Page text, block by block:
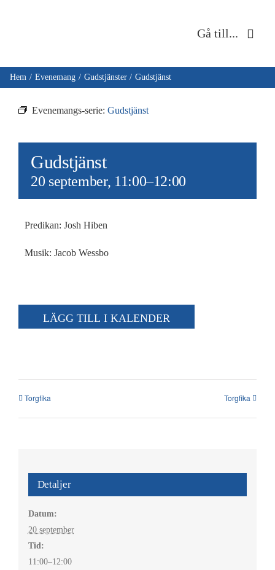
Gå till...
Hem
Om oss
Musik & kultur
Barn & unga
Kontakt
SÖK
Hem Evenemang Gudstjänster Gudstjänst
Evenemangs-serie: Gudstjänst
Gudstjänst
20 september, 11:00–12:00
Predikan: Josh Hiben
Musik: Jacob Wessbo
LÄGG TILL I KALENDER
Torgfika Torgfika
Detaljer
Datum:
20 september
Tid:
11:00–12:00